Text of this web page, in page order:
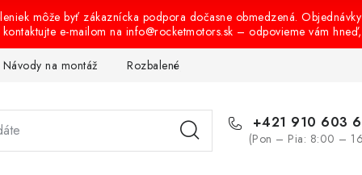
môže byť zákaznícka podpora dočasne obmedzená.
e-mailom na info@rocketmotors.sk – odpovieme vám
Návody na montáž Rozbalené, zánovné a použité produkty
+421 910 603
(Pon – Pia: 8:00 –